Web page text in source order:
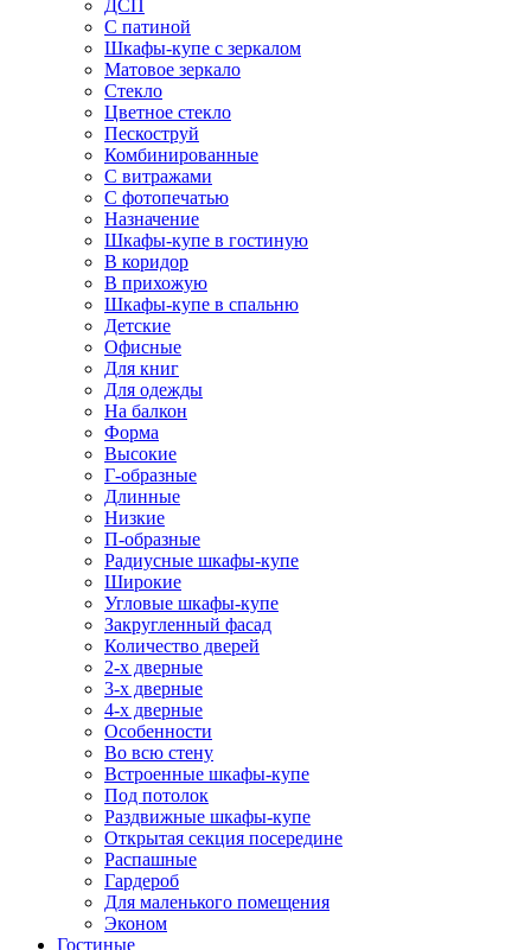
ДСП
С патиной
Шкафы-купе с зеркалом
Матовое зеркало
Стекло
Цветное стекло
Пескоструй
Комбинированные
С витражами
С фотопечатью
Назначение
Шкафы-купе в гостиную
В коридор
В прихожую
Шкафы-купе в спальню
Детские
Офисные
Для книг
Для одежды
На балкон
Форма
Высокие
Г-образные
Длинные
Низкие
П-образные
Радиусные шкафы-купе
Широкие
Угловые шкафы-купе
Закругленный фасад
Количество дверей
2-х дверные
3-х дверные
4-х дверные
Особенности
Во всю стену
Встроенные шкафы-купе
Под потолок
Раздвижные шкафы-купе
Открытая секция посередине
Распашные
Гардероб
Для маленького помещения
Эконом
Гостиные